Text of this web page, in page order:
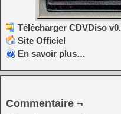
Télécharger CDVDiso
Site Officiel
En savoir plus…
Commentaire ¬